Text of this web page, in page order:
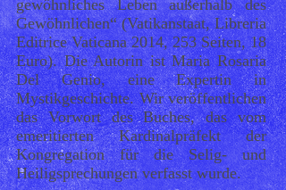
gewöhnliches Leben außerhalb des
Gewöhnlichen“ (Vatikanstaat, Libreria
Editrice Vaticana 2014, 253 Seiten, 18
Euro). Die Autorin ist Maria Rosaria
Del Genio, eine Expertin in
Mystikgeschichte. Wir veröffentlichen
das Vorwort des Buches, das vom
emeritierten Kardinalpräfekt der
Kongregation für die Selig- und
Heiligsprechungen verfasst wurde.